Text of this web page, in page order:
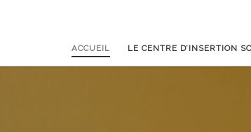
ACCUEIL LE CENTRE D’INSERTION